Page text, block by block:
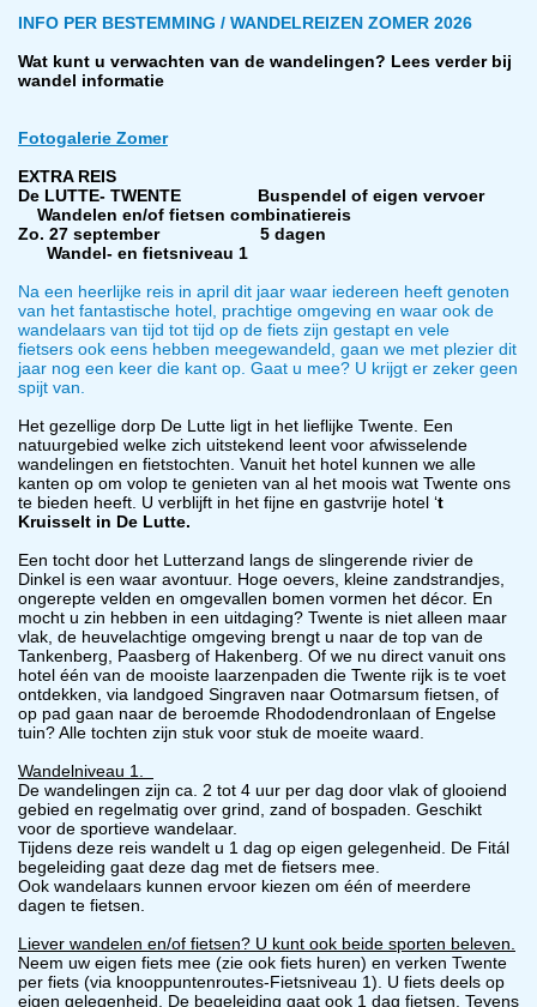
INFO PER BESTEMMING / WANDELREIZEN ZOMER 2026
Wat kunt u verwachten van de wandelingen? Lees verder bij
wandel informatie
Fotogalerie Zomer
EXTRA REIS
De LUTTE- TWENTE Buspendel of eigen vervoer
Wandelen en/of fietsen combinatiereis
Zo. 27 september 5 dagen
Wandel- en fietsniveau 1
Na een heerlijke reis in april dit jaar waar iedereen heeft genoten
van het fantastische hotel, prachtige omgeving en waar ook de
wandelaars van tijd tot tijd op de fiets zijn gestapt en vele
fietsers ook eens hebben meegewandeld, gaan we met plezier dit
jaar nog een keer die kant op. Gaat u mee? U krijgt er zeker geen
spijt van.
Het gezellige dorp De Lutte ligt in het lieflijke Twente. Een
natuurgebied welke zich uitstekend leent voor afwisselende
wandelingen en fietstochten. Vanuit het hotel kunnen we alle
kanten op om volop te genieten van al het moois wat Twente ons
te bieden heeft. U verblijft in het fijne en gastvrije hotel ‘t
Kruisselt in De Lutte.
Een tocht door het Lutterzand langs de slingerende rivier de
Dinkel is een waar avontuur. Hoge oevers, kleine zandstrandjes,
ongerepte velden en omgevallen bomen vormen het décor. En
mocht u zin hebben in een uitdaging? Twente is niet alleen maar
vlak, de heuvelachtige omgeving brengt u naar de top van de
Tankenberg, Paasberg of Hakenberg. Of we nu direct vanuit ons
hotel één van de mooiste laarzenpaden die Twente rijk is te voet
ontdekken, via landgoed Singraven naar Ootmarsum fietsen, of
op pad gaan naar de beroemde Rhododendronlaan of Engelse
tuin? Alle tochten zijn stuk voor stuk de moeite waard.
Wandelniveau 1.
De wandelingen zijn ca. 2 tot 4 uur per dag door vlak of glooiend
gebied en regelmatig over grind, zand of bospaden. Geschikt
voor de sportieve wandelaar.
Tijdens deze reis wandelt u 1 dag op eigen gelegenheid. De Fitál
begeleiding gaat deze dag met de fietsers mee.
Ook wandelaars kunnen ervoor kiezen om één of meerdere
dagen te fietsen.
Liever wandelen en/of fietsen? U kunt ook beide sporten beleven.
Neem uw eigen fiets mee (zie ook fiets huren) en verken Twente
per fiets (via knooppuntenroutes-Fietsniveau 1). U fiets deels op
eigen gelegenheid. De begeleiding gaat ook 1 dag fietsen. Tevens